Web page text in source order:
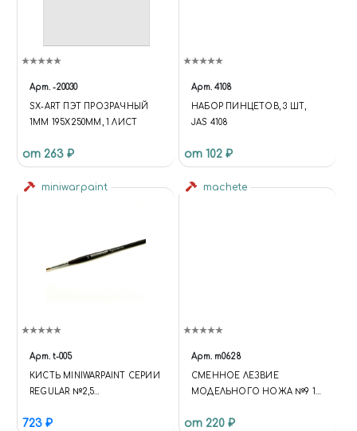
Арт. -20030
SX-ART ПЭТ ПРОЗРАЧНЫЙ
1ММ 195Х250ММ, 1 ЛИСТ
от 263 ₽
Арт. 4108
НАБОР ПИНЦЕТОВ, 3 ШТ,
JAS 4108
от 102 ₽
miniwarpaint
Арт. t-005
КИСТЬ MINIWARPAINT СЕРИИ
REGULAR №2,5
723 ₽
machete
Арт. m0628
СМЕННОЕ ЛЕЗВИЕ
МОДЕЛЬНОГО НОЖА №9 10
от 220 ₽